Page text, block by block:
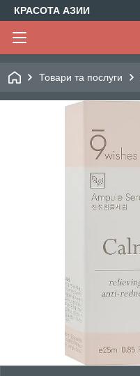
КРАСОТА АЗИИ
Товари та послуги